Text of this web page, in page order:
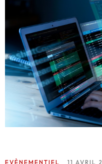
EVÈNEMENTIEL 11 AVRIL